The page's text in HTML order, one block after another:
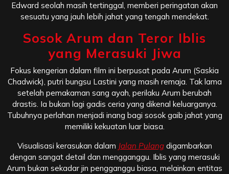
Edward seolah masih tertinggal, memberi peringatan akan
sesuatu yang jauh lebih jahat yang tengah mendekat.
Sosok Arum dan Teror Iblis
yang Merasuki Jiwa
Fokus kengerian dalam film ini berpusat pada Arum (Saskia
Chadwick), putri bungsu Lastini yang masih remaja. Tak lama
setelah pemakaman sang ayah, perilaku Arum berubah
drastis. Ia bukan lagi gadis ceria yang dikenal keluarganya.
Tubuhnya perlahan menjadi inang bagi sosok gaib jahat yang
memiliki kekuatan luar biasa.
Visualisasi kerasukan dalam Jalan Pulangdigambarkan
dengan sangat detail dan mengganggu. Iblis yang merasuki
Arum bukan sekadar jin pengganggu biasa, melainkan entitas